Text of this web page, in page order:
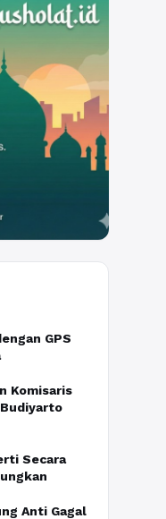
GPS
Komisaris
Secara
Anti Gagal